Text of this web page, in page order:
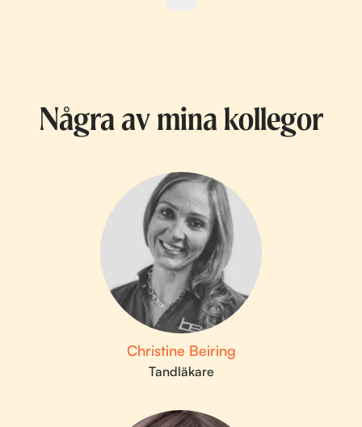
Några av mina kollegor
Christine Beiring
Tandläkare